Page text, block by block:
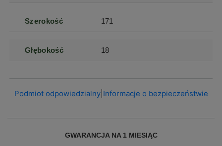
Szerokość 171
Głębokość 18
Podmiot odpowiedzialny| Informacje o bezpieczeństwie
GWARANCJA NA 1 MIESIĄC